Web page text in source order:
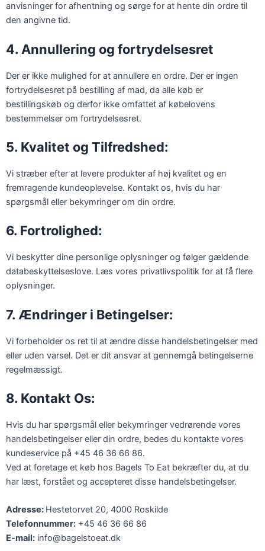
anvisninger for afhentning og sørge for at hente din ordre til
den angivne tid.
4. Annullering og fortrydelsesret
Der er ikke mulighed for at annullere en ordre. Der er ingen
fortrydelsesret på bestilling af mad, da alle køb er
bestillingskøb og derfor ikke omfattet af købelovens
bestemmelser om fortrydelsesret.
5. Kvalitet og Tilfredshed:
Vi stræber efter at levere produkter af høj kvalitet og en
fremragende kundeoplevelse. Kontakt os, hvis du har
spørgsmål eller bekymringer om din ordre.
6. Fortrolighed:
Vi beskytter dine personlige oplysninger og følger gældende
databeskyttelseslove. Læs vores privatlivspolitik for at få flere
oplysninger.
7. Ændringer i Betingelser:
Vi forbeholder os ret til at ændre disse handelsbetingelser med
eller uden varsel. Det er dit ansvar at gennemgå betingelserne
regelmæssigt.
8. Kontakt Os:
Hvis du har spørgsmål eller bekymringer vedrørende vores
handelsbetingelser eller din ordre, bedes du kontakte vores
kundeservice på +45 46 36 66 86.
Ved at foretage et køb hos Bagels To Eat bekræfter du, at du
har læst, forstået og accepteret disse handelsbetingelser.
Adresse: Hestetorvet 20, 4000 Roskilde
Telefonnummer: +45 46 36 66 86
E-mail: info@bagelstoeat.dk